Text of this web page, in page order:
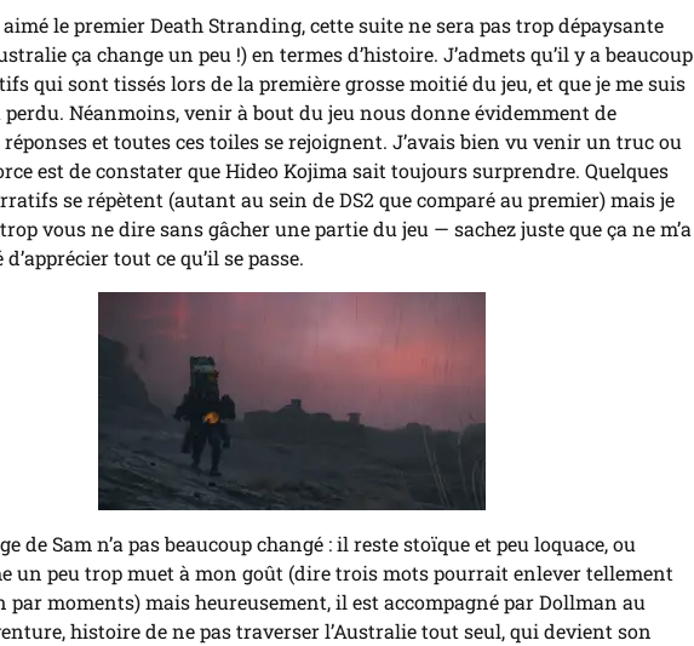
aimé le premier Death Stranding, cette suite ne sera pas trop dépaysante
ça change un peu !) en termes d’histoire. J’admets qu’il y a beaucoup
qui sont tissés lors de la première grosse moitié du jeu, et que je me suis
Néanmoins, venir à bout du jeu nous donne évidemment de
et toutes ces toiles se rejoignent. J’avais bien vu venir un truc ou
est de constater que Hideo Kojima sait toujours surprendre. Quelques
se répètent (autant au sein de DS2 que comparé au premier) mais je
vous ne dire sans gâcher une partie du jeu — sachez juste que ça ne m’a
d’apprécier tout ce qu’il se passe.
de Sam n’a pas beaucoup changé : il reste stoïque et peu loquace, ou
un peu trop muet à mon goût (dire trois mots pourrait enlever tellement
par moments) mais heureusement, il est accompagné par Dollman au
histoire de ne pas traverser l’Australie tout seul, qui devient son